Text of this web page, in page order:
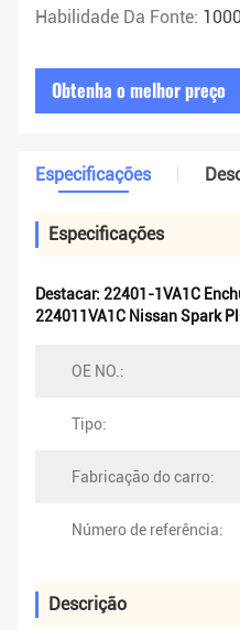
Habilidade Da Fonte:
Obtenha o melhor preço
Especificações
Especificações
Destacar: 22401-1VA1C
224011VA1C Nissan Spark
OE NO.:
Tipo:
Fabricação do carro:
Número de referência:
Descrição